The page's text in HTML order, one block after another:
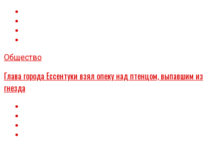
Общество
Глава города Ессентуки взял опеку над птенцом, выпавшим из
гнезда